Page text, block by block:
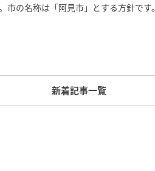
の名称は「阿見市」とする方針です。
新着記事一覧